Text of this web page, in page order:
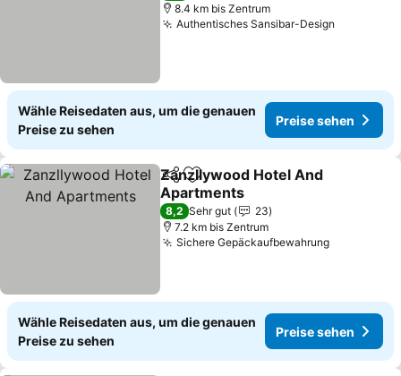
8.4 km bis Zentrum
Authentisches Sansibar-Design
Wähle Reisedaten aus, um die genauen
Preise zu sehen
Preise sehen
TeilenZu Favoriten hinzufügen
Zanzllywood Hotel And
Apartments
Preise sehen
8,2 Sehr gut
23
7.2 km bis Zentrum
Sichere GepäckaufbewahrungPreise
Wähle Reisedaten aus, um die genauen
Preise zu sehen
Preise sehen